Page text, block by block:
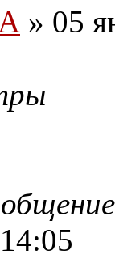
» 05